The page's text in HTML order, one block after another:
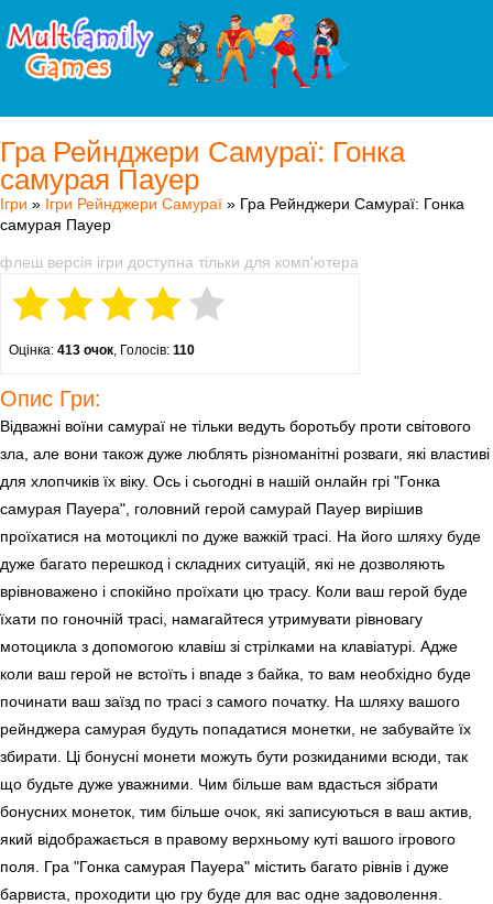
Гра Рейнджери Самураї: Гонка
самурая Пауер
Ігри » Ігри Рейнджери Самураї » Гра Рейнджери Самураї: Гонка
самурая Пауер
флеш версія ігри доступна тільки для комп'ютера
Оцінка: 413 очок, Голосів: 110
Опис Гри:
Відважні воїни самураї не тільки ведуть боротьбу проти світового
зла, але вони також дуже люблять різноманітні розваги, які властиві
для хлопчиків їх віку. Ось і сьогодні в нашій онлайн грі "Гонка
самурая Пауера", головний герой самурай Пауер вирішив
проїхатися на мотоциклі по дуже важкій трасі. На його шляху буде
дуже багато перешкод і складних ситуацій, які не дозволяють
врівноважено і спокійно проїхати цю трасу. Коли ваш герой буде
їхати по гоночній трасі, намагайтеся утримувати рівновагу
мотоцикла з допомогою клавіш зі стрілками на клавіатурі. Адже
коли ваш герой не встоїть і впаде з байка, то вам необхідно буде
починати ваш заїзд по трасі з самого початку. На шляху вашого
рейнджера самурая будуть попадатися монетки, не забувайте їх
збирати. Ці бонусні монети можуть бути розкиданими всюди, так
що будьте дуже уважними. Чим більше вам вдасться зібрати
бонусних монеток, тим більше очок, які записуються в ваш актив,
який відображається в правому верхньому куті вашого ігрового
поля. Гра "Гонка самурая Пауера" містить багато рівнів і дуже
барвиста, проходити цю гру буде для вас одне задоволення.